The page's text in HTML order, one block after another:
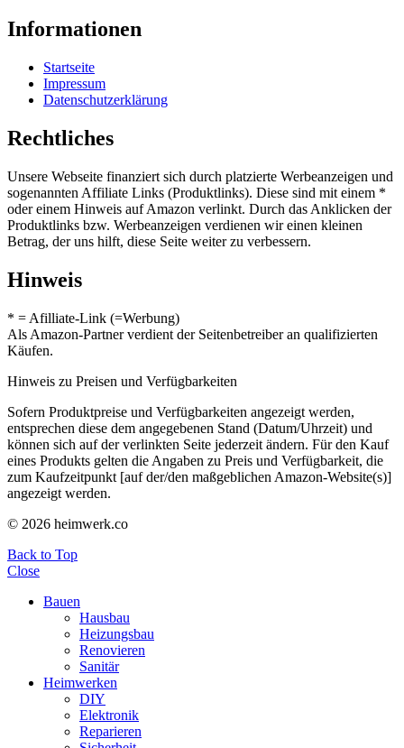
Informationen
Startseite
Impressum
Datenschutzerklärung
Rechtliches
Unsere Webseite finanziert sich durch platzierte Werbeanzeigen und
sogenannten Affiliate Links (Produktlinks). Diese sind mit einem *
oder einem Hinweis auf Amazon verlinkt. Durch das Anklicken der
Produktlinks bzw. Werbeanzeigen verdienen wir einen kleinen
Betrag, der uns hilft, diese Seite weiter zu verbessern.
Hinweis
* = Afilliate-Link (=Werbung)
Als Amazon-Partner verdient der Seitenbetreiber an qualifizierten
Käufen.
Hinweis zu Preisen und Verfügbarkeiten
Sofern Produktpreise und Verfügbarkeiten angezeigt werden,
entsprechen diese dem angegebenen Stand (Datum/Uhrzeit) und
können sich auf der verlinkten Seite jederzeit ändern. Für den Kauf
eines Produkts gelten die Angaben zu Preis und Verfügbarkeit, die
zum Kaufzeitpunkt [auf der/den maßgeblichen Amazon-Website(s)]
angezeigt werden.
© 2026 heimwerk.co
Back to Top
Close
Bauen
Hausbau
Heizungsbau
Renovieren
Sanitär
Heimwerken
DIY
Elektronik
Reparieren